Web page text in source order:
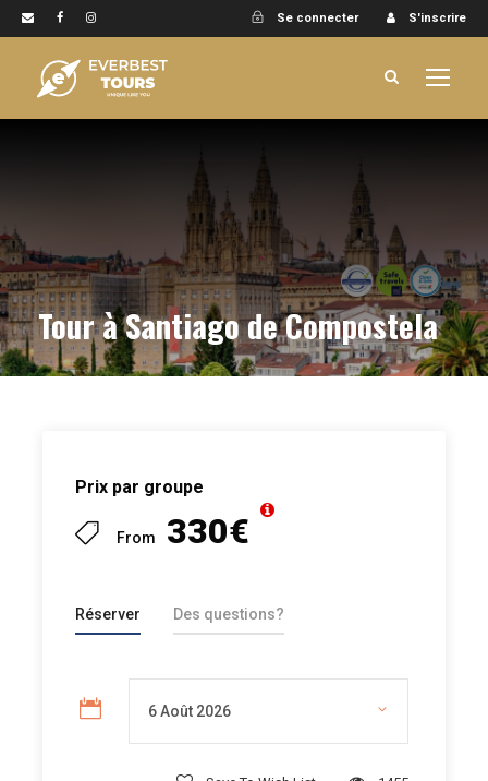
Se connecter S'inscrire
Tour à Santiago de Compostela
Prix par groupe
From 330€
Réserver Des questions?